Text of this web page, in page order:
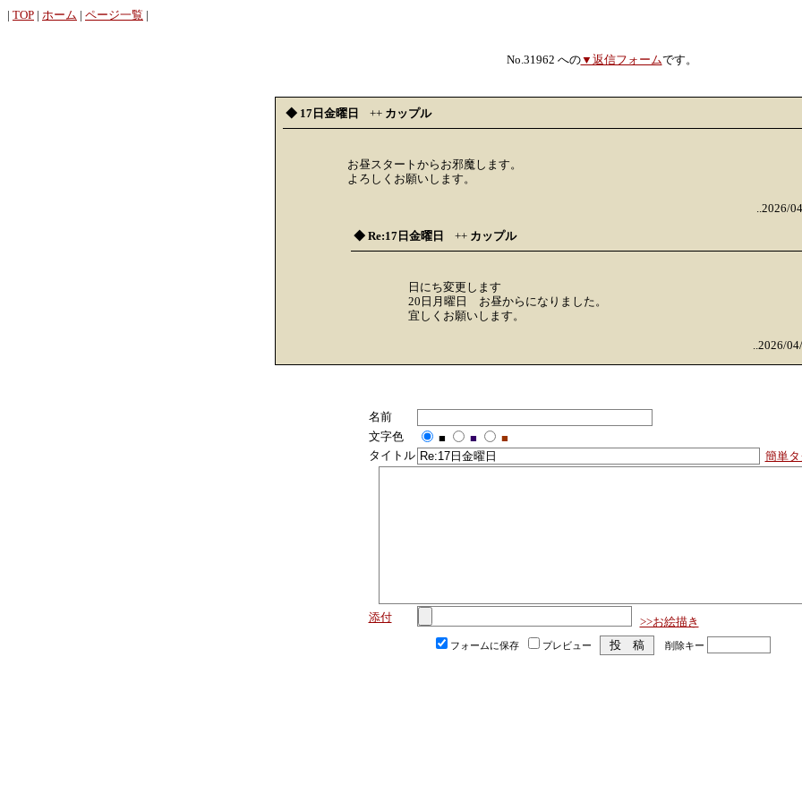
| TOP | ホーム | ページ一覧 |
No.31962 への▼返信フォームです。
◆ 17日金曜日 ++ カップル
お昼スタートからお邪魔します。
よろしくお願いします。
..2026/
◆ Re:17日金曜日 ++ カップル
日にち変更します
20日月曜日 お昼からになりました。
宜しくお願いします。
..2026/
名前
文字色
■ ■
■
タイトル
簡単
添付 >>お絵描き
フォームに保存 プレビュー 削除キー